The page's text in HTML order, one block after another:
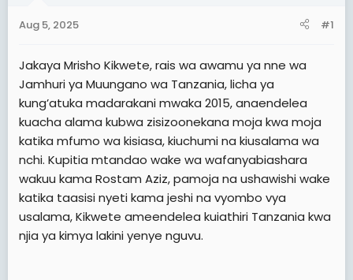
t
e
r
Aug 5, 2025 #1
Jakaya Mrisho Kikwete, rais wa awamu ya nne wa
Jamhuri ya Muungano wa Tanzania, licha ya
kung’atuka madarakani mwaka 2015, anaendelea
kuacha alama kubwa zisizoonekana moja kwa moja
katika mfumo wa kisiasa, kiuchumi na kiusalama wa
nchi. Kupitia mtandao wake wa wafanyabiashara
wakuu kama Rostam Aziz, pamoja na ushawishi wake
katika taasisi nyeti kama jeshi na vyombo vya
usalama, Kikwete ameendelea kuiathiri Tanzania kwa
njia ya kimya lakini yenye nguvu.